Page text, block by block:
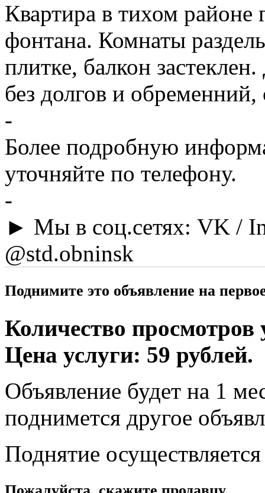
Квартира в тихом районе
фонтана. Комнаты
плитке, балкон
без долгов и
-
Более подробную
уточняйте по телефону.
-
► Мы в соц.сетях: VK /
@std.obninsk
Поднимите это объявление на
Количество просмотров
Цена услуги: 59 рублей.
Объявление будет на 1
поднимется другое
Поднятие